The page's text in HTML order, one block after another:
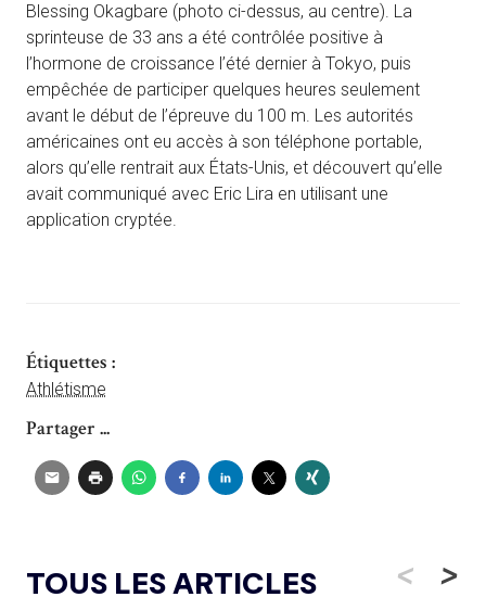
Blessing Okagbare (photo ci-dessus, au centre). La
sprinteuse de 33 ans a été contrôlée positive à
l’hormone de croissance l’été dernier à Tokyo, puis
empêchée de participer quelques heures seulement
avant le début de l’épreuve du 100 m. Les autorités
américaines ont eu accès à son téléphone portable,
alors qu’elle rentrait aux États-Unis, et découvert qu’elle
avait communiqué avec Eric Lira en utilisant une
application cryptée.
Étiquettes :
Athlétisme
Partager ...
TOUS LES ARTICLES < >